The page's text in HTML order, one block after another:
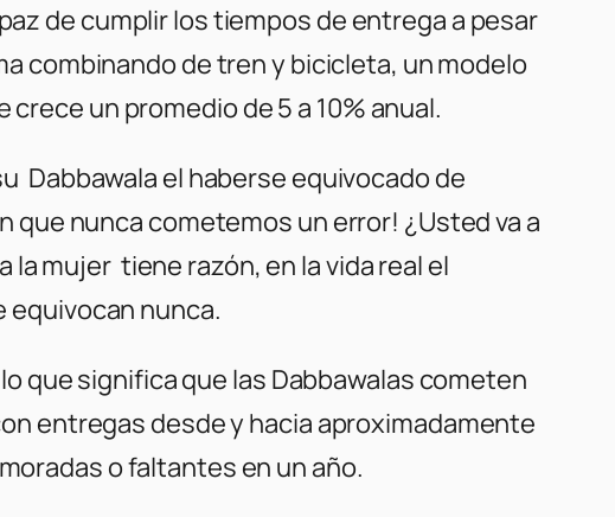
de cumplir los tiempos de entrega a pesar
combinando de tren y bicicleta, un modelo
un promedio de 5 a 10% anual.
Dabbawala el haberse equivocado de
que nunca cometemos un error! ¿Usted va a
la mujer tiene razón, en la vida real el
equivocan nunca.
que significa que las Dabbawalas cometen
entregas desde y hacia aproximadamente
o faltantes en un año.